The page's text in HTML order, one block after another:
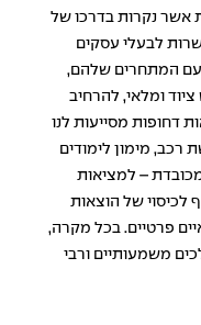
אשר נקרות בדרכו של
לבעלי עסקים
המתחרים שלהם,
ומלאי, להרחיב
דחופות מסייעות לנו
רכב, מימון לימודים
– למציאות
לכיסוי של הוצאות
פרטיים. בכל מקרה,
משמעותיים ורבי